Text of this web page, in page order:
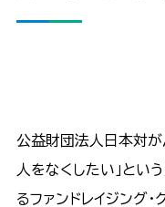
公益財団法人日本対が
人をなくしたい」とい
るファンドレイジング